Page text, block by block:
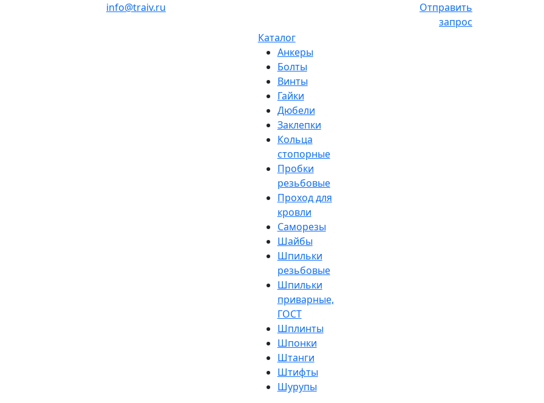
info@traiv.ru
Отправить
запрос
Каталог
Анкеры
Болты
Винты
Гайки
Дюбели
Заклепки
Кольца
стопорные
Пробки
резьбовые
Проход для
кровли
Саморезы
Шайбы
Шпильки
резьбовые
Шпильки
приварные,
ГОСТ
Шплинты
Шпонки
Штанги
Штифты
Шурупы